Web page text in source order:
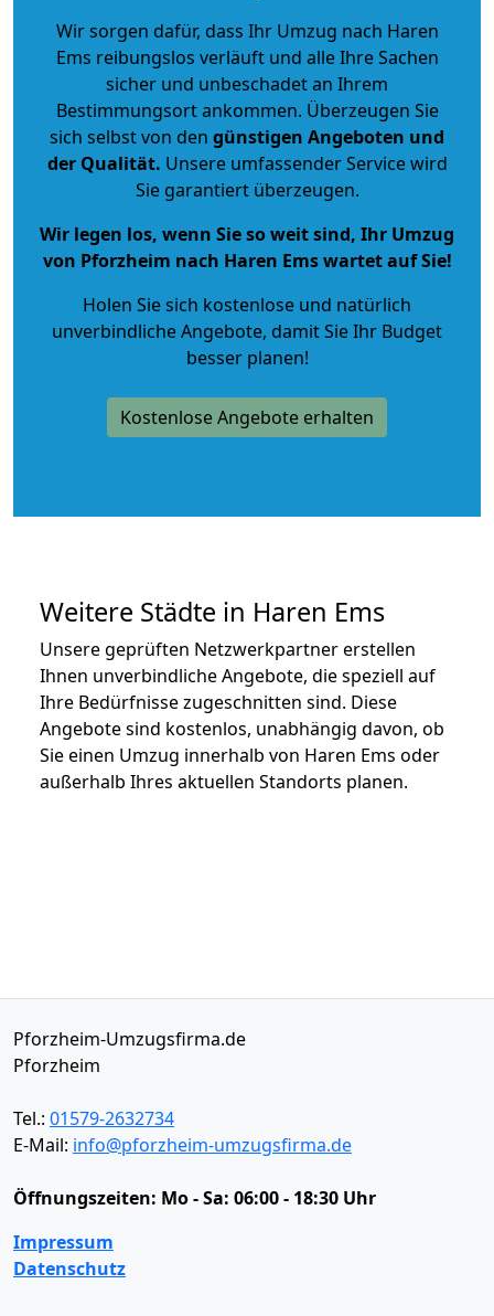
Wir sorgen dafür, dass Ihr Umzug nach Haren
Ems reibungslos verläuft und alle Ihre Sachen
sicher und unbeschadet an Ihrem
Bestimmungsort ankommen. Überzeugen Sie
sich selbst von den günstigen Angeboten und
der Qualität. Unsere umfassender Service wird
Sie garantiert überzeugen.
Wir legen los, wenn Sie so weit sind, Ihr Umzug
von Pforzheim nach Haren Ems wartet auf Sie!
Holen Sie sich kostenlose und natürlich
unverbindliche Angebote, damit Sie Ihr Budget
besser planen!
Kostenlose Angebote erhalten
Weitere Städte in Haren Ems
Unsere geprüften Netzwerkpartner erstellen
Ihnen unverbindliche Angebote, die speziell auf
Ihre Bedürfnisse zugeschnitten sind. Diese
Angebote sind kostenlos, unabhängig davon, ob
Sie einen Umzug innerhalb von Haren Ems oder
außerhalb Ihres aktuellen Standorts planen.
Pforzheim-Umzugsfirma.de
Pforzheim
Tel.: 01579-2632734
E-Mail: info@pforzheim-umzugsfirma.de
Öffnungszeiten: Mo - Sa: 06:00 - 18:30 Uhr
Impressum
Datenschutz